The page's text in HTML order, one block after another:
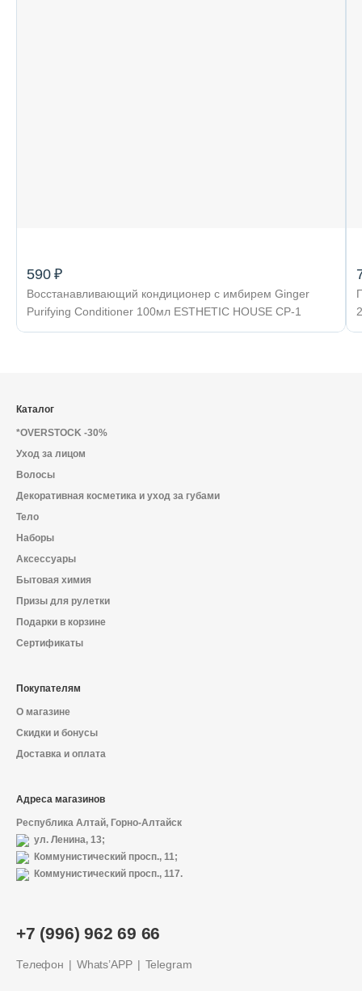
590 ₽
Восстанавливающий кондиционер с имбирем Ginger
Purifying Conditioner 100мл ESTHETIC HOUSE CP-1
+7 (996) 962 69 66
Телефон Whats’APP Telegram
Каталог
*OVERSTOCK -30%
Уход за лицом
Волосы
Декоративная косметика и уход за губами
Тело
Наборы
Аксессуары
Бытовая химия
Призы для рулетки
Подарки в корзине
Сертификаты
Покупателям
О магазине
Скидки и бонусы
Доставка и оплата
Адреса магазинов
Республика Алтай, Горно-Алтайск
ул. Ленина, 13;
Коммунистический просп., 11;
Коммунистический просп., 117.